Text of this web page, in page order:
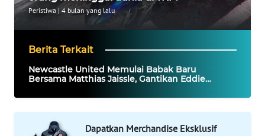
Peristiwa | 4 bulan yang lalu
Berita Terkait
Newcastle United Memulai Babak Baru
Bersama Matthias Jaissle, Gantikan Eddie
Dapatkan Merchandise Eksklusif
KHAS
SERBA-